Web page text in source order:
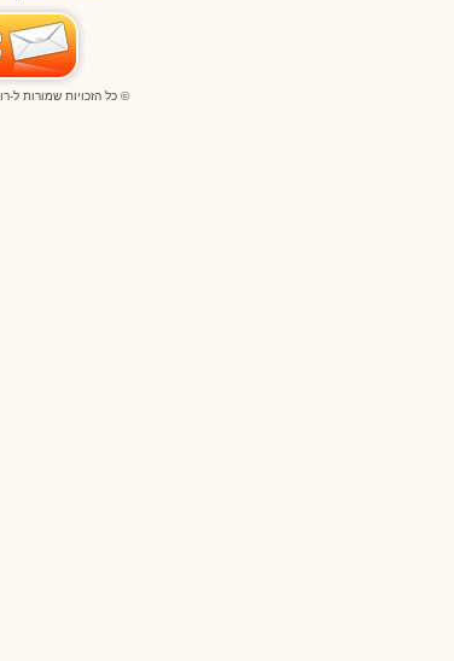
© כל הזכויות שמורות